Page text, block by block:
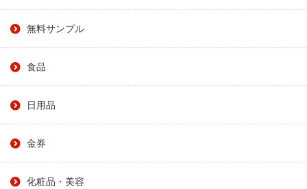
無料サンプル
食品
日用品
金券
化粧品・美容